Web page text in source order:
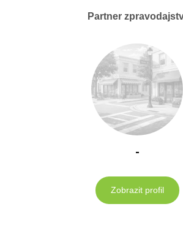
Partner
-
Zobrazit profil